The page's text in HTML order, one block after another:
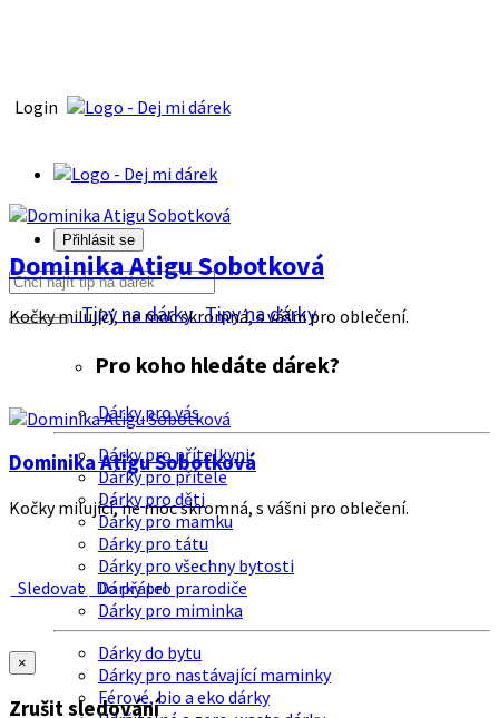
Login
Přihlásit se
Tipy na dárkyTipy na dárky
Pro koho hledáte dárek?
Dárky pro vás
Dárky pro přítelkyni
Dárky pro přítele
Dárky pro děti
Dárky pro mamku
Dárky pro tátu
Dárky pro všechny bytosti
Dárky pro prarodiče
Dárky pro miminka
Dárky do bytu
Dárky pro nastávající maminky
Férové, bio a eko dárky
Dominika Atigu Sobotková
Kočky milující, ne moc skromná, s vášni pro oblečení.
Dominika Atigu Sobotková
Kočky milující, ne moc skromná, s vášni pro oblečení.
Sledovat Do přátel
×
Zrušit sledování